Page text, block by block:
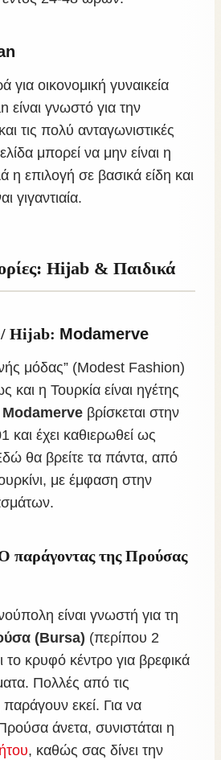
για οικονομική γυναικεία
γνωστό για την
τις πολύ ανταγωνιστικές
μπορεί να μην είναι η
η επιλογή σε βασικά είδη και
γιγαντιαία.
Hijab & Παιδικά
/ Hijab: Modamerve
μόδας” (Modest Fashion)
και η Τουρκία είναι ηγέτης
Modamerve βρίσκεται στην
έχει καθιερωθεί ως
θα βρείτε τα πάντα, από
με έμφαση στην
παράγοντας της Προύσας
είναι γνωστή για τη
(Bursa) (περίπου 2
το κρυφό κέντρο για βρεφικά
Πολλές από τις
εκεί. Για να
άνετα, συνιστάται η
, καθώς σας δίνει την